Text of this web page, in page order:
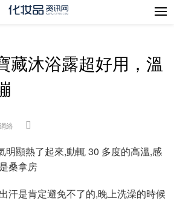
藏沐浴露超好用，溫
絡
顯熱了起來,動輒 30 多度的高溫,感
桑拿房
是肯定避免不了的,晚上洗澡的時候